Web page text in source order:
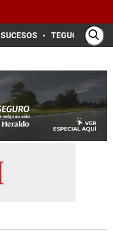
SUCESOS TEGUCIGALPA